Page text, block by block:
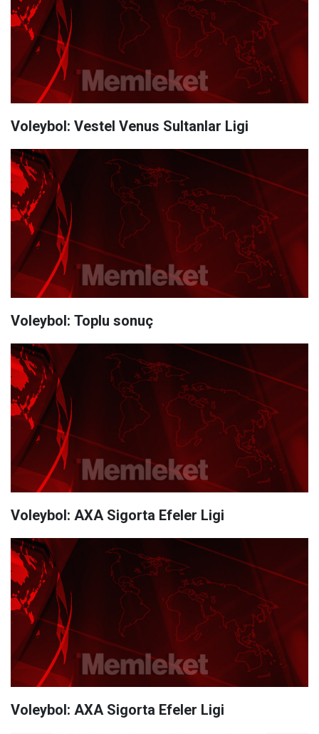
Voleybol: Vestel Venus Sultanlar Ligi
Voleybol: Toplu sonuç
Voleybol: AXA Sigorta Efeler Ligi
Voleybol: AXA Sigorta Efeler Ligi